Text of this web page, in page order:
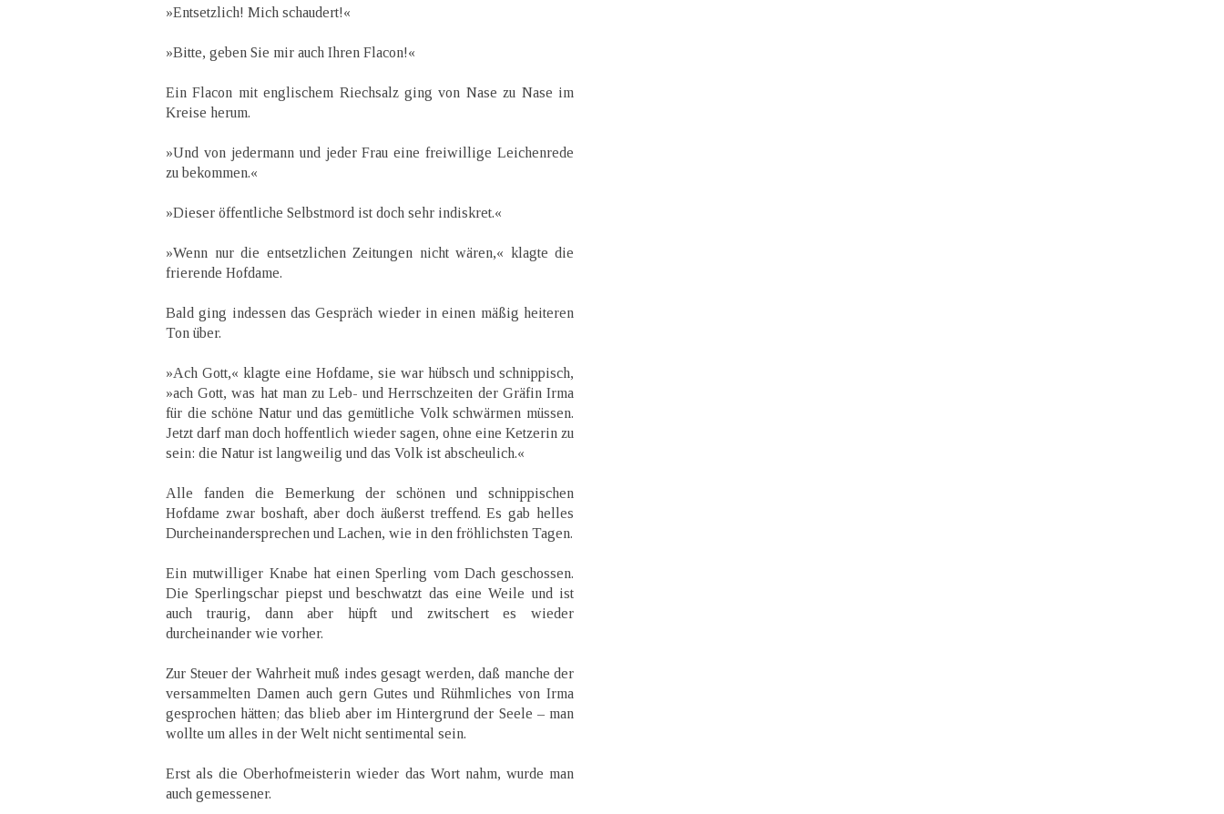
»Entsetzlich! Mich schaudert!«
»Bitte, geben Sie mir auch Ihren Flacon!«
Ein Flacon mit englischem Riechsalz ging von Nase zu Nase im
Kreise herum.
»Und von jedermann und jeder Frau eine freiwillige Leichenrede
zu bekommen.«
»Dieser öffentliche Selbstmord ist doch sehr indiskret.«
»Wenn nur die entsetzlichen Zeitungen nicht wären,« klagte die
frierende Hofdame.
Bald ging indessen das Gespräch wieder in einen mäßig heiteren
Ton über.
»Ach Gott,« klagte eine Hofdame, sie war hübsch und schnippisch,
»ach Gott, was hat man zu Leb- und Herrschzeiten der Gräfin Irma
für die schöne Natur und das gemütliche Volk schwärmen müssen.
Jetzt darf man doch hoffentlich wieder sagen, ohne eine Ketzerin zu
sein: die Natur ist langweilig und das Volk ist abscheulich.«
Alle fanden die Bemerkung der schönen und schnippischen
Hofdame zwar boshaft, aber doch äußerst treffend. Es gab helles
Durcheinandersprechen und Lachen, wie in den fröhlichsten Tagen.
Ein mutwilliger Knabe hat einen Sperling vom Dach geschossen.
Die Sperlingschar piepst und beschwatzt das eine Weile und ist
auch traurig, dann aber hüpft und zwitschert es wieder
durcheinander wie vorher.
Zur Steuer der Wahrheit muß indes gesagt werden, daß manche der
versammelten Damen auch gern Gutes und Rühmliches von Irma
gesprochen hätten; das blieb aber im Hintergrund der Seele – man
wollte um alles in der Welt nicht sentimental sein.
Erst als die Oberhofmeisterin wieder das Wort nahm, wurde man
auch gemessener.